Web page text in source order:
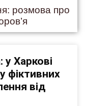
розмова про
Харкові
фіктивних
від